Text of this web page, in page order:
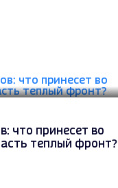
что принесет во
теплый фронт?